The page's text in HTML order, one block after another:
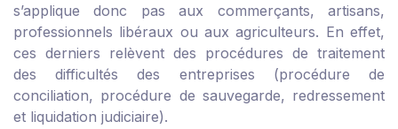
s’applique donc pas aux commerçants, artisans,
professionnels libéraux ou aux agriculteurs. En effet,
ces derniers relèvent des procédures de traitement
des difficultés des entreprises (procédure de
conciliation, procédure de sauvegarde, redressement
et liquidation judiciaire).